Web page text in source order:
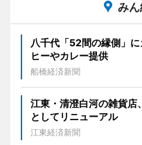
み
八千代「52間の縁側」
ヒーやカレー提供
船橋経済新聞
江東・清澄白河の雑貨店
としてリニューアル
江東経済新聞